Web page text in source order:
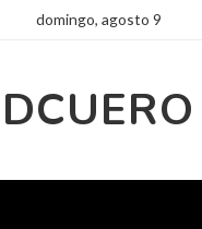
domingo, agosto 9
DCUERO